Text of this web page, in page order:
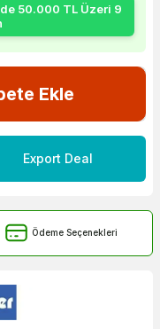
50.000 TL Üzeri 9
Ekle
Export Deal
Ödeme Seçenekleri